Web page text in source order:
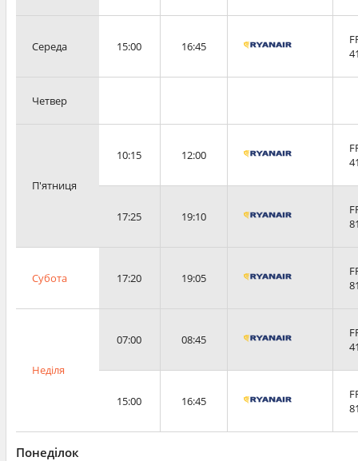
Середа 15:00 16:45
Четвер
П'ятниця
10:15 12:00
17:25 19:10
Субота 17:20 19:05
Неділя
07:00 08:45
15:00 16:45
Понеділок